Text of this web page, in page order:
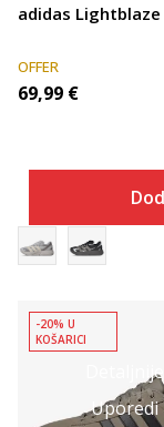
adidas Lightblaze
OFFER
69,99 €
Detaljnije
Uporedi
-20% U
KOŠARICI